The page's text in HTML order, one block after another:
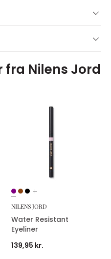
fra Nilens Jord
NILENS JORD
Water Resistant
Eyeliner
139,95 kr.